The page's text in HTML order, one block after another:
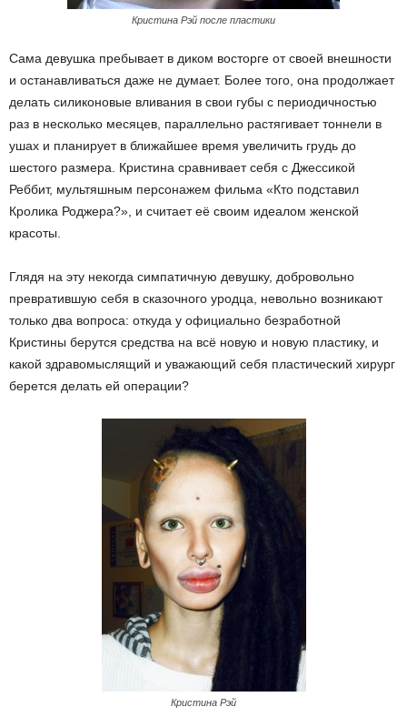
Кристина Рэй после пластики
Сама девушка пребывает в диком восторге от своей внешности
и останавливаться даже не думает. Более того, она продолжает
делать силиконовые вливания в свои губы с периодичностью
раз в несколько месяцев, параллельно растягивает тоннели в
ушах и планирует в ближайшее время увеличить грудь до
шестого размера. Кристина сравнивает себя с Джессикой
Реббит, мультяшным персонажем фильма «Кто подставил
Кролика Роджера?», и считает её своим идеалом женской
красоты.
Глядя на эту некогда симпатичную девушку, добровольно
превратившую себя в сказочного уродца, невольно возникают
только два вопроса: откуда у официально безработной
Кристины берутся средства на всё новую и новую пластику, и
какой здравомыслящий и уважающий себя пластический хирург
берется делать ей операции?
Кристина Рэй